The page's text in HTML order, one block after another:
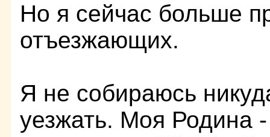
Но я сейчас больше
отъезжающих.
Я не собираюсь
уезжать. Моя Родина